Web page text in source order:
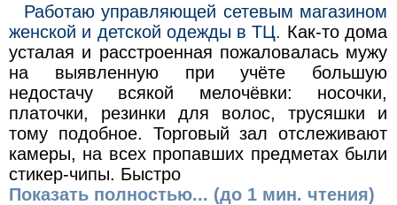
Работаю управляющей сетевым магазином
женской и детской одежды в ТЦ. Как-то дома
усталая и расстроенная пожаловалась мужу
на выявленную при учёте большую
недостачу всякой мелочёвки: носочки,
платочки, резинки для волос, трусяшки и
тому подобное. Торговый зал отслеживают
камеры, на всех пропавших предметах были
стикер-чипы. Быстро
Показать полностью... (до 1 мин. чтения)